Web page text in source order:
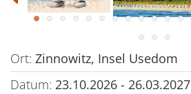
Ort: Zinnowitz, Insel Usedom
Datum: 23.10.2026 - 26.03.2027